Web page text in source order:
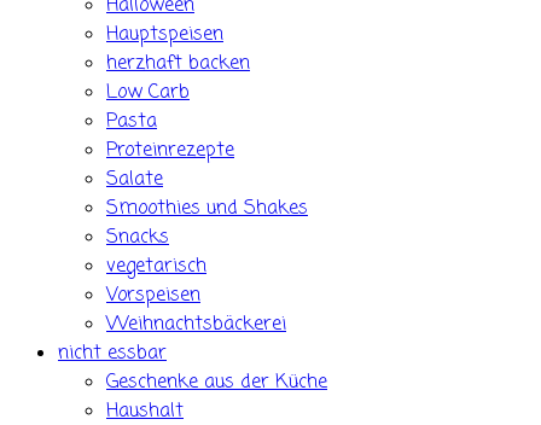
Halloween
Hauptspeisen
herzhaft backen
Low Carb
Pasta
Proteinrezepte
Salate
Smoothies und Shakes
Snacks
vegetarisch
Vorspeisen
Weihnachtsbäckerei
nicht essbar
Geschenke aus der Küche
Haushalt